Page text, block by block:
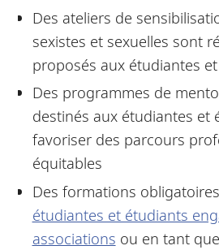
Des ateliers de
sexistes et sexuelles sont
proposés aux étudiantes
Des programmes de
destinés aux étudiantes et
favoriser des parcours
équitables
Des formations obligatoires
étudiantes et étudiants
associations ou en tant que